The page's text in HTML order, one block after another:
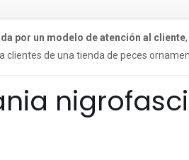
por un modelo de atención al cliente
de una tienda de peces